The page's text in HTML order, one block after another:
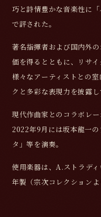
巧と詩情豊かな音楽性に
で評された。
著名指揮者および国内外
価を得るとともに、リサ
様々なアーティストとの
クと多彩な表現力を披露し
現代作曲家とのコラボレ
2022年9月には坂本龍一
タ」等を演奏。
使用楽器は、A.ストラデ
年製（宗次コレクションよ